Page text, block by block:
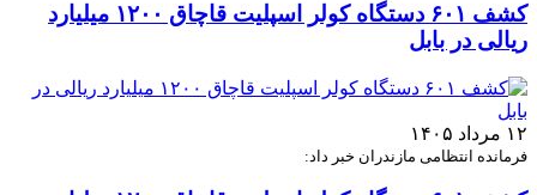
کشف ۶۰۱ دستگاه کولر اسپلیت قاچاق ۱۲۰۰ میلیارد
ریالی در بابل
۱۲ مرداد ۱۴۰۵
فرمانده انتظامی مازندران خبر داد: